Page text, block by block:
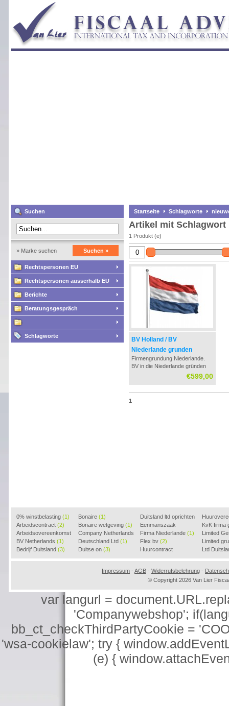
Suchen
» Marke suchen Suchen »
Rechtspersonen EU
Rechtspersonen ausserhalb EU
Berichte
Beratungsgespräch
Schlagworte
Startseite Schlagworte
Artikel mit Schlagwort
1 Produkt (e)
BV Holland / BV
Niederlande grunden
Firmengrundung Niederlande.
BV in die Niederlande gründen
incl. Steuerliche Beratung, KvK -
Handelsregister Registrierung
Unternehmensgründung BV
€599,00
1
0% winstbelasting (1)
Arbeidscontract (2)
Arbeidsovereenkomst
(2)
BV Netherlands (1)
Bedrijf Duitsland (3)
Bonaire (1)
Bonaire wetgeving (1)
Company Netherlands
(1)
Deutschland Ltd (1)
Duitse on (3)
Duitsland ltd oprichten
(2)
Eenmanszaak
beginnen(1)
Firma Niederlande (1)
Flex bv (2)
Huurcontract
voorbeeld(3)
KvK firma
Limited
Limited
Ltd
Impressum - AGB - Widerrufsbelehrung -
© Copyright 2026 Van Lier
var langurl =
'Companywebshop';
bb_ct_checkThirdPartyCookie =
'wsa-cookielaw'; try {
(e) {